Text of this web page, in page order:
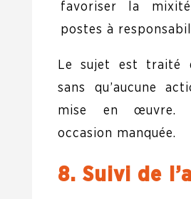
favoriser la
postes à
Le sujet est traité
sans qu’aucune
mise en œuvre.
occasion manquée.
8. Suivi de